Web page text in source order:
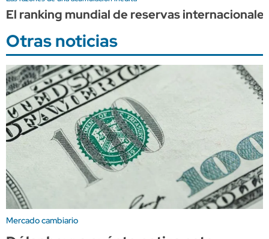
El ranking mundial de reservas
Otras noticias
Mercado cambiario